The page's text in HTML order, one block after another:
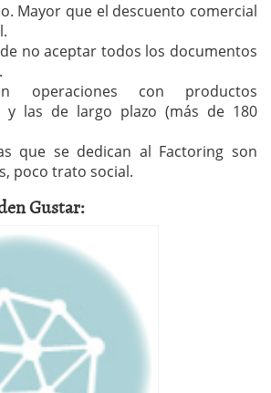
Mayor que el descuento comercial
no aceptar todos los documentos
operaciones con productos
y las de largo plazo (más de 180
que se dedican al Factoring son
poco trato social.
Gustar: